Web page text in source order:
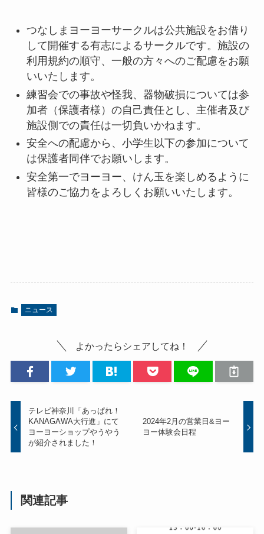
つなしまヨーヨーサークルは公共施設をお借り
して開催する有志によるサークルです。施設の
利用規約の順守、一般の方々へのご配慮をお願
いいたします。
練習会での事故や怪我、器物破損については参
加者（保護者様）の自己責任とし、主催者及び
施設側での責任は一切負いかねます。
安全への配慮から、小学生以下の参加について
は保護者同伴でお願いします。
安全第一でヨーヨー、けん玉を楽しめるように
皆様のご協力をよろしくお願いいたします。
ニュース
よかったらシェアしてね！
テレビ神奈川「あっぱれ！
KANAGAWA大行進」にて
ヨーヨーショップやうやう
が紹介されました！
2024年2月の営業日&ヨー
ヨー体験会日程
関連記事